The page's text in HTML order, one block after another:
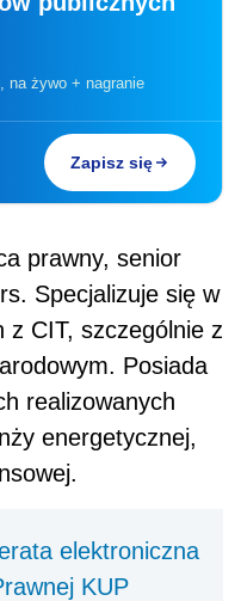
na żywo + nagranie
Zapisz się
prawny, senior
Specjalizuje się w
z CIT, szczególnie z
Posiada
realizowanych
energetycznej,
elektroniczna
KUP